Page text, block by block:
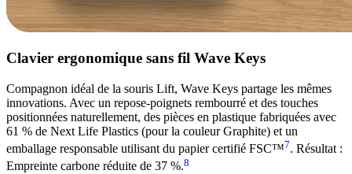
Clavier ergonomique sans fil Wave Keys
Compagnon idéal de la souris Lift, Wave Keys partage les mêmes
innovations. Avec un repose-poignets rembourré et des touches
positionnées naturellement, des pièces en plastique fabriquées avec
61 % de Next Life Plastics (pour la couleur Graphite) et un
emballage responsable utilisant du papier certifié FSC™7. Résultat :
Empreinte carbone réduite de 37 %.8